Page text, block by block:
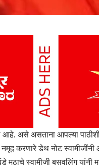
आहे. असे असताना आपल्या
करणारे डेथ नोट स्वामीजींनी
मठाचे स्वामीजी बसवलिंग